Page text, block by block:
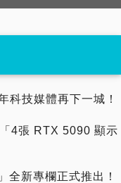
科技媒體再下一城！
4張 RTX 5090 顯示
全新專欄正式推出！